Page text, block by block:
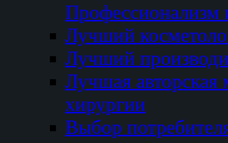
Профессионализм
Лучший
Лучший
Лучшая авторская
хирургии
Выбор